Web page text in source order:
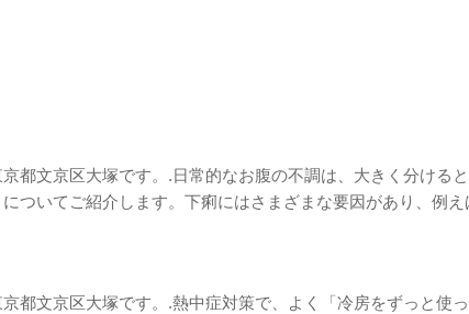
都文京区大塚です。.日常的なお腹の不調は、大きく分けると
ついてご紹介します。下痢にはさまざまな要因があり、例え
都文京区大塚です。.熱中症対策で、よく「冷房をずっと使